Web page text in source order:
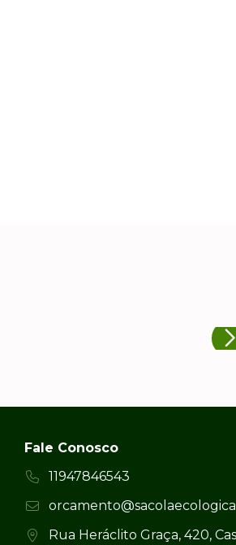
Fale Conosco
11947846543
Rua Heráclito Graça, 420,